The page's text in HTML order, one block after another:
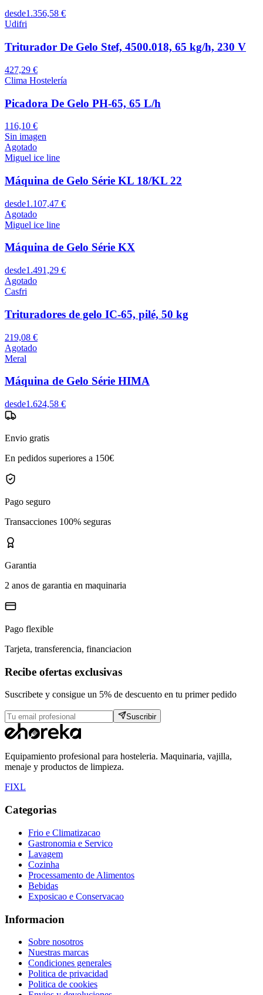
desde1.356,58 €
Udifri
Triturador De Gelo Stef, 4500.018, 65 kg/h, 230 V
427,29 €
Clima Hostelería
Picadora De Gelo PH-65, 65 L/h
116,10 €
Sin imagen
Agotado
Miguel ice line
Máquina de Gelo Série KL 18/KL 22
desde1.107,47 €
Agotado
Miguel ice line
Máquina de Gelo Série KX
desde1.491,29 €
Agotado
Casfri
Trituradores de gelo IC-65, pilé, 50 kg
219,08 €
Agotado
Meral
Máquina de Gelo Série HIMA
desde1.624,58 €
Envio gratis
En pedidos superiores a 150€
Pago seguro
Transacciones 100% seguras
Garantia
2 anos de garantia en maquinaria
Pago flexible
Tarjeta, transferencia, financiacion
Recibe ofertas exclusivas
Suscribete y consigue un 5% de descuento en tu primer pedido
Suscribir
Equipamiento profesional para hosteleria. Maquinaria, vajilla,
menaje y productos de limpieza.
FIXL
Categorias
Frio e Climatizacao
Gastronomia e Servico
Lavagem
Cozinha
Processamento de Alimentos
Bebidas
Exposicao e Conservacao
Informacion
Sobre nosotros
Nuestras marcas
Condiciones generales
Politica de privacidad
Politica de cookies